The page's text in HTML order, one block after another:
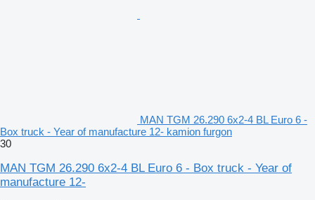
MAN TGM 26.290 6x2-4 BL Euro 6 -
Box truck - Year of manufacture 12- kamion furgon
30
MAN TGM 26.290 6x2-4 BL Euro 6 - Box truck - Year of
manufacture 12-